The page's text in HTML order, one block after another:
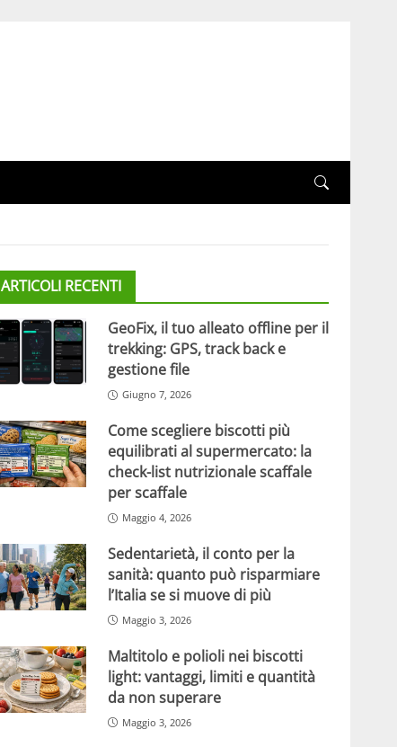
ARTICOLI RECENTI
GeoFix, il tuo alleato offline per il
trekking: GPS, track back e
gestione file
Giugno 7, 2026
Come scegliere biscotti più
equilibrati al supermercato: la
check-list nutrizionale scaffale
per scaffale
Maggio 4, 2026
Sedentarietà, il conto per la
sanità: quanto può risparmiare
l’Italia se si muove di più
Maggio 3, 2026
Maltitolo e polioli nei biscotti
light: vantaggi, limiti e quantità
da non superare
Maggio 3, 2026